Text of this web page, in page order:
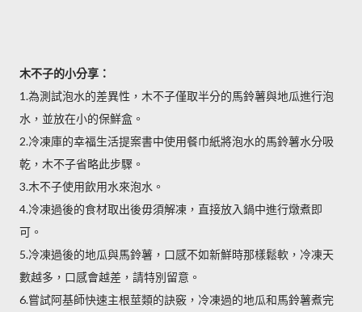
木不子的小分享：
1.為測試泡水的差異性，木不子僅取半分的馬鈴薯與地瓜進行泡
水，並放在小的保鮮盒。
2.冷凍庫的幸福生活提案書中使用餐巾紙將泡水的馬鈴薯水分吸
乾，木不子省略此步驟。
3.木不子使用飲用水來泡水。
4.冷凍過後的食材取出後毋須解凍，直接放入鍋中進行燉煮即
可。
5.冷凍過後的地瓜與馬鈴薯，口感不如新鮮時那樣鬆軟，冷凍天
數越多，口感會越差，請特別留意。
6.嘗試阿基師快速主根莖類的訣竅，冷凍過的地瓜和馬鈴薯煮完